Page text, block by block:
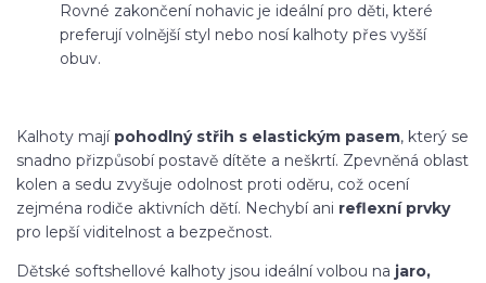
Rovné zakončení nohavic je ideální pro děti, které
preferují volnější styl nebo nosí kalhoty přes vyšší
obuv.
Kalhoty mají pohodlný střih s elastickým pasem, který se
snadno přizpůsobí postavě dítěte a neškrtí. Zpevněná oblast
kolen a sedu zvyšuje odolnost proti oděru, což ocení
zejména rodiče aktivních dětí. Nechybí ani reflexní prvky
pro lepší viditelnost a bezpečnost.
Dětské softshellové kalhoty jsou ideální volbou na jaro,